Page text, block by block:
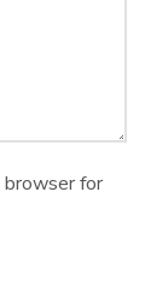
browser for